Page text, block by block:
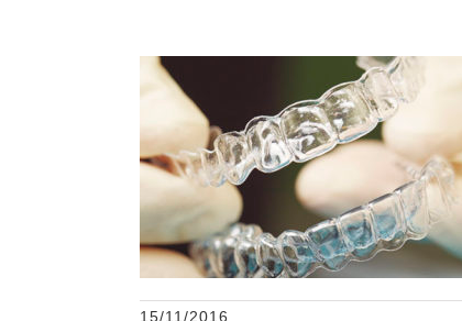
Ortodoncia con aparatos
transparentes removibles
15/11/2016